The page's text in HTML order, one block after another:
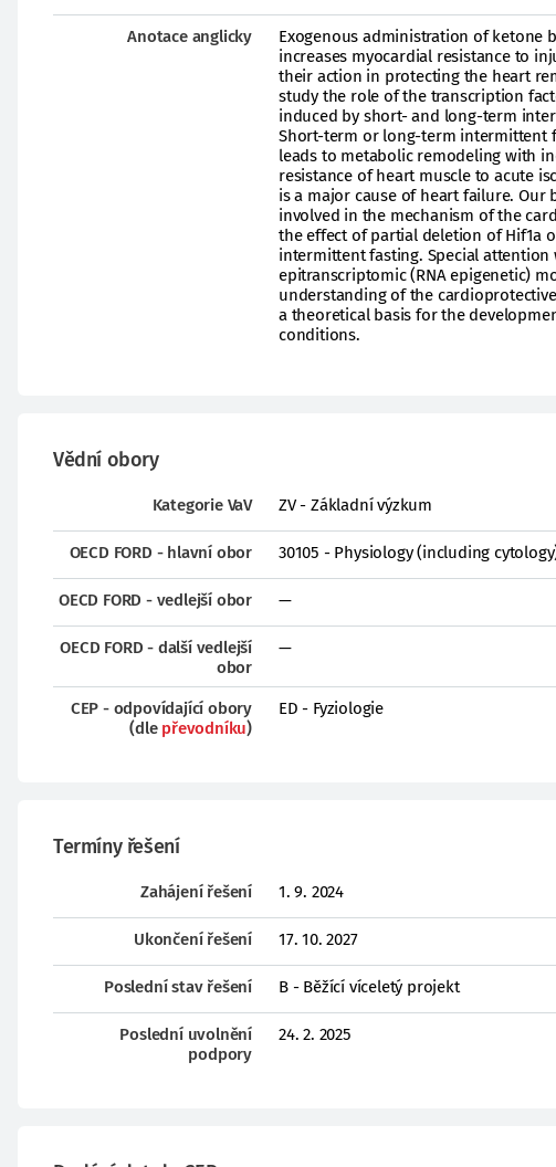
Anotace anglicky
Exogenous administration of ketone
increases myocardial resistance to
their action in protecting the heart
study the role of the transcription
induced by short- and long-term
Short-term or long-term intermittent
leads to metabolic remodeling with
resistance of heart muscle to acute
is a major cause of heart failure. Our
involved in the mechanism of the
the effect of partial deletion of Hif1a
intermittent fasting. Special
epitranscriptomic (RNA epigenetic)
understanding of the
a theoretical basis for the
conditions.
Vědní obory
Kategorie VaV ZV - Základní výzkum
OECD FORD - hlavní obor 30105 - Physiology (including
OECD FORD - vedlejší obor —
OECD FORD - další vedlejší
obor
—
CEP - odpovídající obory
(dle převodníku)
ED - Fyziologie
Termíny řešení
Zahájení řešení 1. 9. 2024
Ukončení řešení 17. 10. 2027
Poslední stav řešení B - Běžící víceletý projekt
Poslední uvolnění
podpory
24. 2. 2025